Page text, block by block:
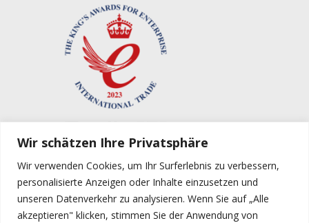
Wir schätzen Ihre Privatsphäre
Wir verwenden Cookies, um Ihr Surferlebnis zu verbessern,
personalisierte Anzeigen oder Inhalte einzusetzen und
unseren Datenverkehr zu analysieren. Wenn Sie auf „Alle
akzeptieren" klicken, stimmen Sie der Anwendung von